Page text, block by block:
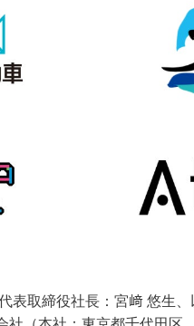
表取締役社長：宮﨑 悠生